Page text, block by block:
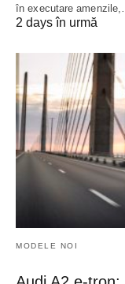
în executare
2 days în urmă
MODELE NOI